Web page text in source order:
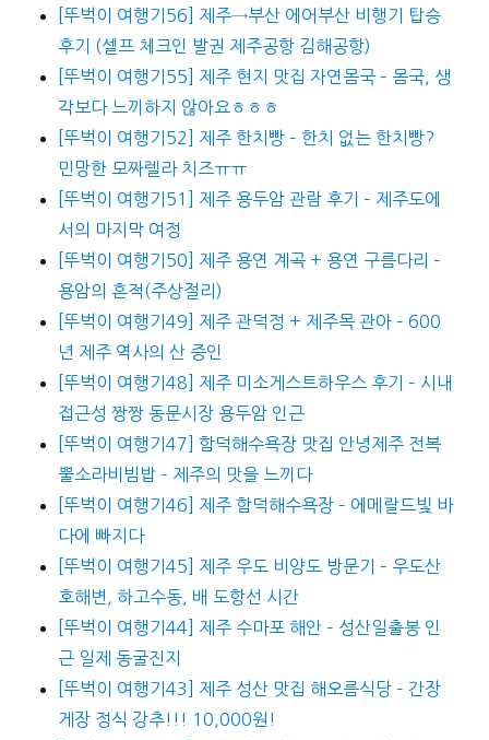
[뚜벅이 여행기56] 제주→부산 에어부산 비행기 탑승
후기 (셀프 체크인 발권 제주공항 김해공항)
[뚜벅이 여행기55] 제주 현지 맛집 자연몸국 – 몸국, 생
각보다 느끼하지 않아요ㅎㅎㅎ
[뚜벅이 여행기52] 제주 한치빵 – 한치 없는 한치빵?
민망한 모짜렐라 치즈ㅠㅠ
[뚜벅이 여행기51] 제주 용두암 관람 후기 – 제주도에
서의 마지막 여정
[뚜벅이 여행기50] 제주 용연 계곡 + 용연 구름다리 –
용암의 흔적(주상절리)
[뚜벅이 여행기49] 제주 관덕정 + 제주목 관아 – 600
년 제주 역사의 산 증인
[뚜벅이 여행기48] 제주 미소게스트하우스 후기 – 시내
접근성 짱짱 동문시장 용두암 인근
[뚜벅이 여행기47] 함덕해수욕장 맛집 안녕제주 전복
뿔소라비빔밥 – 제주의 맛을 느끼다
[뚜벅이 여행기46] 제주 함덕해수욕장 – 에메랄드빛 바
다에 빠지다
[뚜벅이 여행기45] 제주 우도 비양도 방문기 – 우도산
호해변, 하고수동, 배 도항선 시간
[뚜벅이 여행기44] 제주 수마포 해안 – 성산일출봉 인
근 일제 동굴진지
[뚜벅이 여행기43] 제주 성산 맛집 해오름식당 – 간장
게장 정식 강추!!! 10,000원!